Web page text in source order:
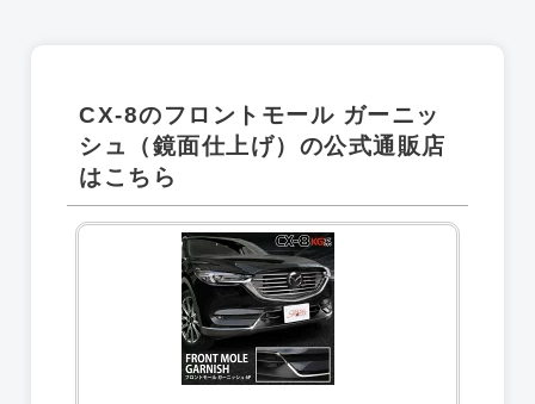
CX-8のフロントモール ガーニッ
シュ（鏡面仕上げ）の公式通販店
はこちら